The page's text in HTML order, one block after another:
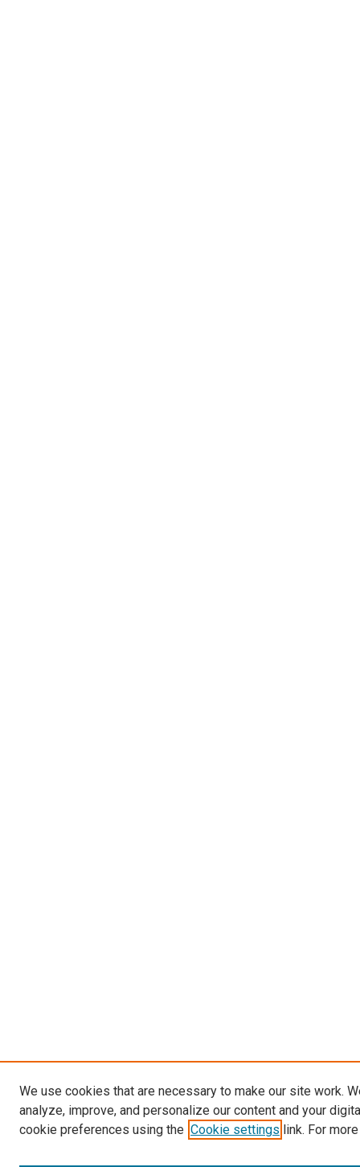
We use cookies that are necessary to make our site work.
analyze, improve, and personalize our content and your
cookie preferences using the Cookie settings link. For